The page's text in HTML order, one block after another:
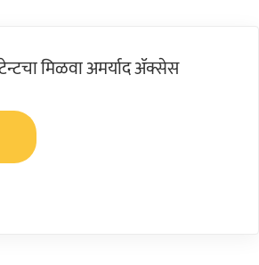
मिळवा अमर्याद ॲक्सेस